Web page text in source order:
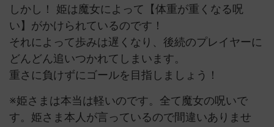
しかし！ 姫は魔女によって【体重が重くなる呪
い】がかけられているのです！
それによって歩みは遅くなり、後続のプレイヤーに
どんどん追いつかれてしまいます。
重さに負けずにゴールを目指しましょう！
※姫さまは本当は軽いのです。全て魔女の呪いで
す。姫さま本人が言っているので間違いありませ